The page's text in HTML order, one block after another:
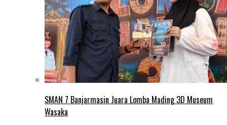
SMAN 7 Banjarmasin Juara Lomba Mading 3D Museum
Wasaka